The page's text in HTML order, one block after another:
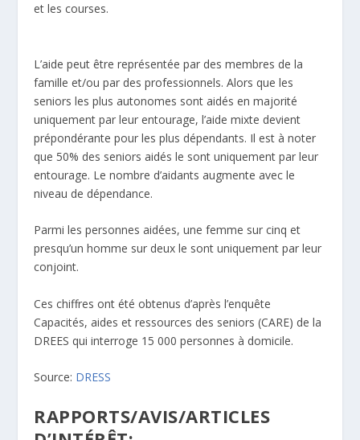
et les courses.
L’aide peut être représentée par des membres de la
famille et/ou par des professionnels. Alors que les
seniors les plus autonomes sont aidés en majorité
uniquement par leur entourage, l’aide mixte devient
prépondérante pour les plus dépendants. Il est à noter
que 50% des seniors aidés le sont uniquement par leur
entourage. Le nombre d’aidants augmente avec le
niveau de dépendance.
Parmi les personnes aidées, une femme sur cinq et
presqu’un homme sur deux le sont uniquement par leur
conjoint.
Ces chiffres ont été obtenus d’après l’enquête
Capacités, aides et ressources des seniors (CARE) de la
DREES qui interroge 15 000 personnes à domicile.
Source: DRESS
RAPPORTS/AVIS/ARTICLES